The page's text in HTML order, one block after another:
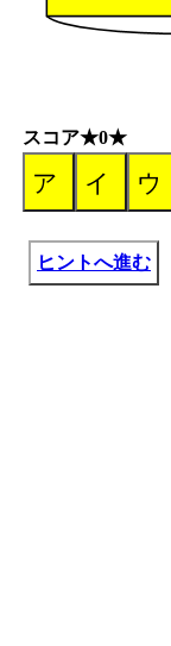
スコア★0★
ヒントへ進む